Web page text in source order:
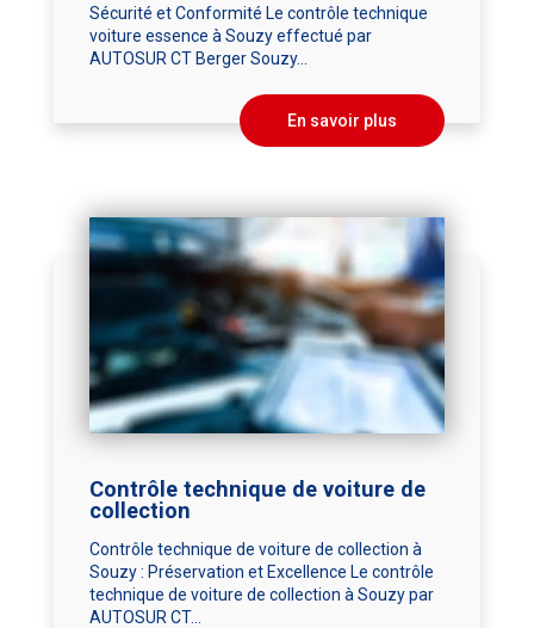
Sécurité et Conformité Le contrôle technique
voiture essence à Souzy effectué par
AUTOSUR CT Berger Souzy...
En savoir plus
Contrôle technique de voiture de
collection
Contrôle technique de voiture de collection à
Souzy : Préservation et Excellence Le contrôle
technique de voiture de collection à Souzy par
AUTOSUR CT...